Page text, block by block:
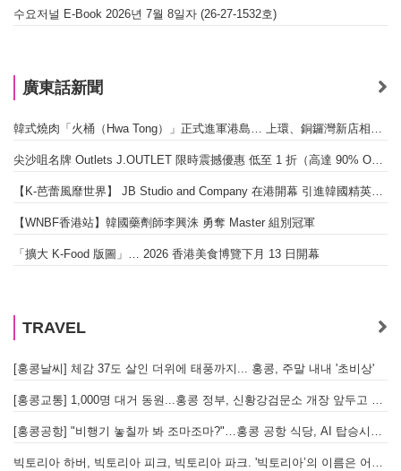
수요저널 E-Book 2026년 7월 8일자 (26-27-1532호)
廣東話新聞
【WNBF香港站】韓國藥劑師李興洙 勇奪 Master 組別冠軍
「擴大 K-Food 版圖」… 2026 香港美食博覽下月 13 日開幕
TRAVEL
[홍콩날씨] 체감 37도 살인 더위에 태풍까지... 홍콩, 주말 내내 '초비상'